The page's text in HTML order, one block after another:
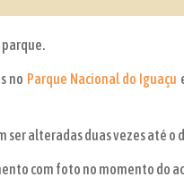
parque.
no Parque Nacional do Iguaçu
ser alteradas duas vezes
com foto no momento do